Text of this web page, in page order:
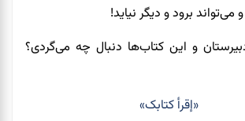
برود و دیگر نیاید!
و این کتاب‌ها دنبال چه می‌گردی؟
«إقرأ کتابک»